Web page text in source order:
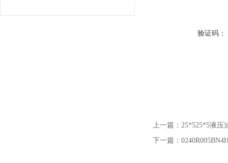
验证码：
上一篇： 25*525*5液压
下一篇：